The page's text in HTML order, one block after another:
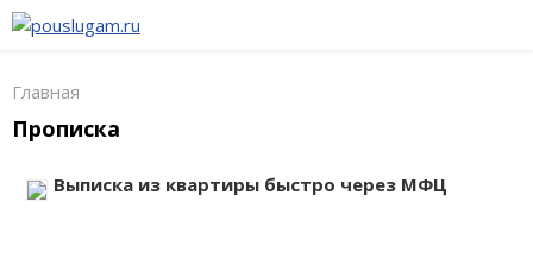
Главная
Прописка
Выписка из квартиры быстро через МФЦ